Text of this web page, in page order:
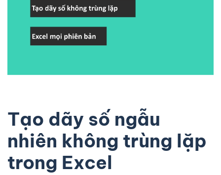
Tạo dãy số ngẫu
nhiên không trùng lặp
trong Excel